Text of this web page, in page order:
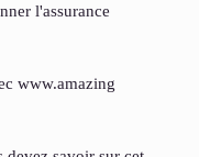
l'assurance
www.amazing